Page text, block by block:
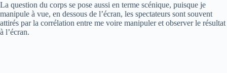
La question du corps se pose aussi en terme scénique, puisque je
manipule à vue, en dessous de l’écran, les spectateurs sont souvent
attirés par la corrélation entre me voire manipuler et observer le résultat
à l’écran.